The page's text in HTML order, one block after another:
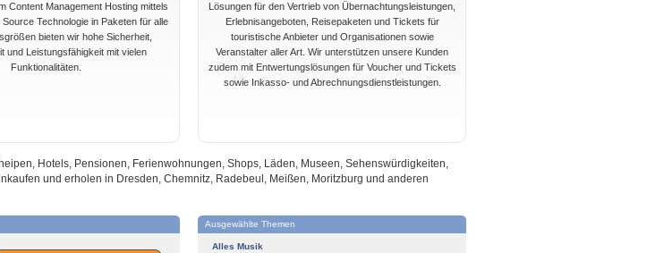
Content Management Hosting mittels
Technologie in Paketen für alle
bieten wir hohe Sicherheit,
und Leistungsfähigkeit mit vielen
Funktionalitäten.
Lösungen für den Vertrieb von Übernachtungsleistungen,
Erlebnisangeboten, Reisepaketen und Tickets für
touristische Anbieter und Organisationen sowie
Veranstalter aller Art. Wir unterstützen unsere Kunden
zudem mit Entwertungslösungen für Voucher und Tickets
sowie Inkasso- und Abrechnungsdienstleistungen.
Hotels, Pensionen, Ferienwohnungen, Shops, Läden, Museen, Sehenswürdigkeiten,
und erholen in Dresden, Chemnitz, Radebeul, Meißen, Moritzburg und anderen
Ausgewählte Themen
Alles Musik